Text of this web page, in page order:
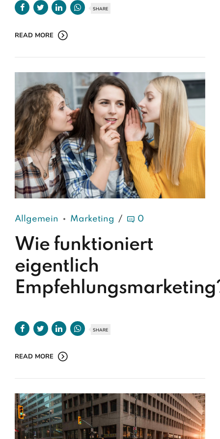
SHARE
READ MORE
Allgemein Marketing 0
Wie funktioniert
eigentlich
SHARE
READ MORE